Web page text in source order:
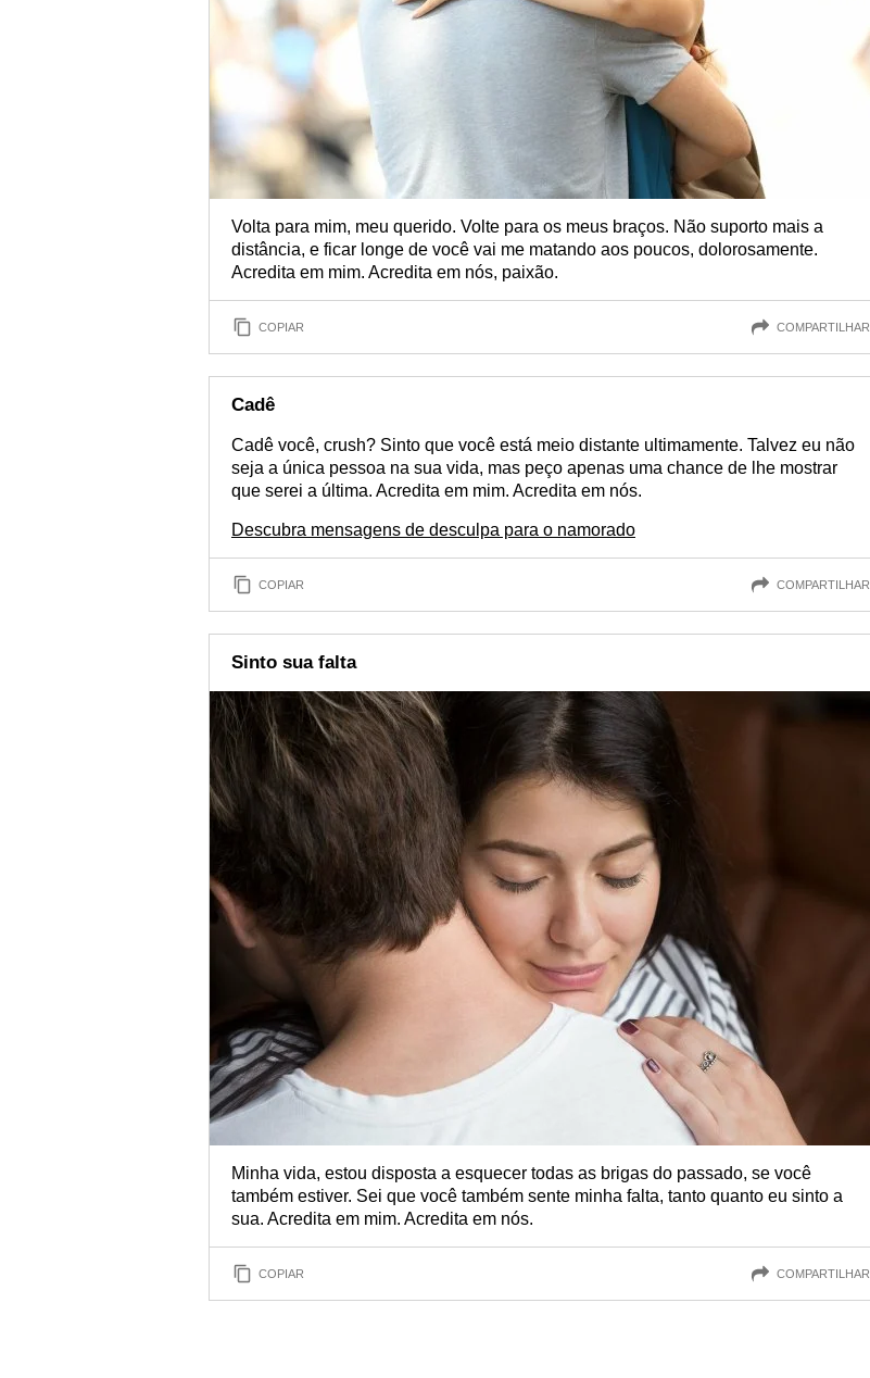
Volta para mim, meu querido. Volte para os meus braços. Não suporto mais a
distância, e ficar longe de você vai me matando aos poucos, dolorosamente.
Acredita em mim. Acredita em nós, paixão.
COPIAR COMPARTILHAR
Cadê
Cadê você, crush? Sinto que você está meio distante ultimamente. Talvez eu não
seja a única pessoa na sua vida, mas peço apenas uma chance de lhe mostrar
que serei a última. Acredita em mim. Acredita em nós.
Descubra mensagens de desculpa para o namorado
COPIAR COMPARTILHAR
Sinto sua falta
Minha vida, estou disposta a esquecer todas as brigas do passado, se você
também estiver. Sei que você também sente minha falta, tanto quanto eu sinto a
sua. Acredita em mim. Acredita em nós.
COPIAR COMPARTILHAR